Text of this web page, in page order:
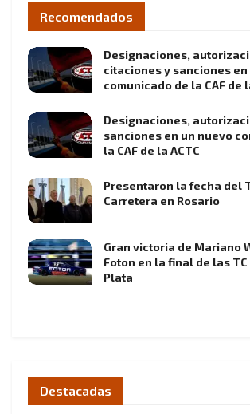
Recomendados
Designaciones,
citaciones y sanciones
comunicado de la CAF de
Designaciones,
sanciones en un nuevo
la CAF de la ACTC
Presentaron la fecha del
Carretera en Rosario
Gran victoria de Mariano
Foton en la final de las TC
Plata
Destacadas